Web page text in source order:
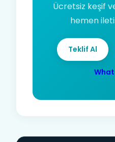
Ücretsiz keşif
hemen
Teklif Al